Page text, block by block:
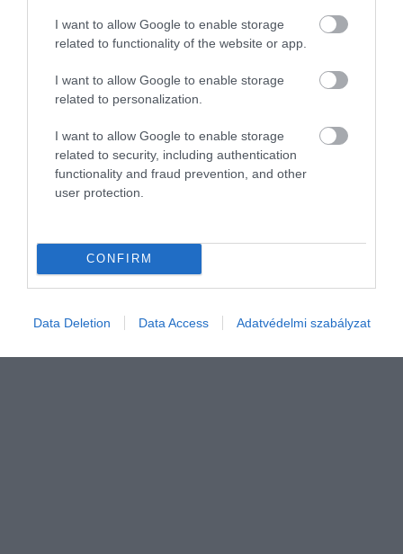
I want to allow Google to enable storage
related to functionality of the website or app.
I want to allow Google to enable storage
related to personalization.
I want to allow Google to enable storage
related to security, including authentication
functionality and fraud prevention, and other
user protection.
CONFIRM
Data Deletion Data Access Adatvédelmi szabályzat
Budapesti Közművek (BKM) Nonprofit Zrt. Főtáv